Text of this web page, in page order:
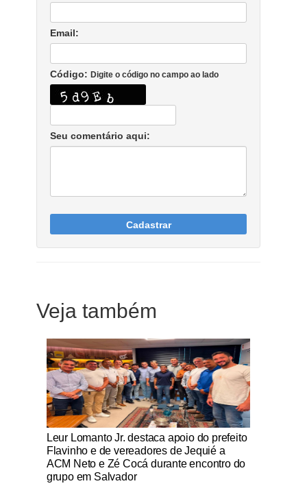
Email:
Código: Digite o código no campo ao lado
Seu comentário aqui:
Cadastrar
Veja também
Notícias Católicas
Leur Lomanto Jr. destaca apoio do prefeito
Flavinho e de vereadores de Jequié a
ACM Neto e Zé Cocá durante encontro do
grupo em Salvador